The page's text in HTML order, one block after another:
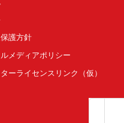
護方針
メディアポリシー
ーライセンスリンク（仮）